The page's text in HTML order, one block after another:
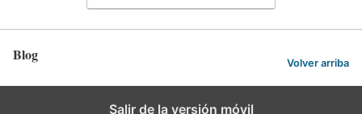
Blog Volver arriba
Salir de la versión móvil